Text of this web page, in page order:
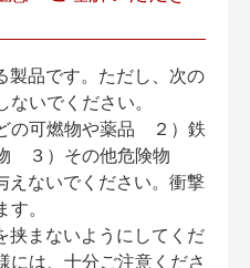
品です。ただし、次の
いでください。
の可燃物や薬品 ２）鉄
３）その他危険物
ないでください。衝撃
。
まないようにしてくだ
には、十分ご注意くださ